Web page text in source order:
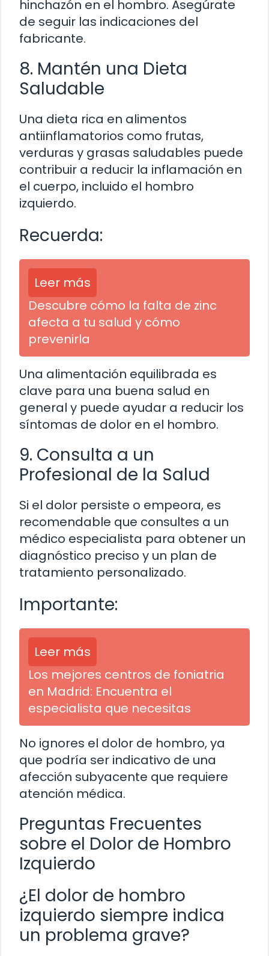
hinchazón en el hombro. Asegúrate
de seguir las indicaciones del
fabricante.
8. Mantén una Dieta
Saludable
Una dieta rica en alimentos
antiinflamatorios como frutas,
verduras y grasas saludables puede
contribuir a reducir la inflamación en
el cuerpo, incluido el hombro
izquierdo.
Recuerda:
Leer más
Descubre cómo la falta de zinc
afecta a tu salud y cómo
prevenirla
Una alimentación equilibrada es
clave para una buena salud en
general y puede ayudar a reducir los
síntomas de dolor en el hombro.
9. Consulta a un
Profesional de la Salud
Si el dolor persiste o empeora, es
recomendable que consultes a un
médico especialista para obtener un
diagnóstico preciso y un plan de
tratamiento personalizado.
Importante:
Leer más
Los mejores centros de foniatria
en Madrid: Encuentra el
especialista que necesitas
No ignores el dolor de hombro, ya
que podría ser indicativo de una
afección subyacente que requiere
atención médica.
Preguntas Frecuentes
sobre el Dolor de Hombro
Izquierdo
¿El dolor de hombro
izquierdo siempre indica
un problema grave?